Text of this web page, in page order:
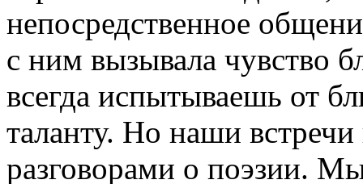
непосредственное
с ним вызывала чувство
всегда испытываешь от
таланту. Но наши
разговорами о поэзии.